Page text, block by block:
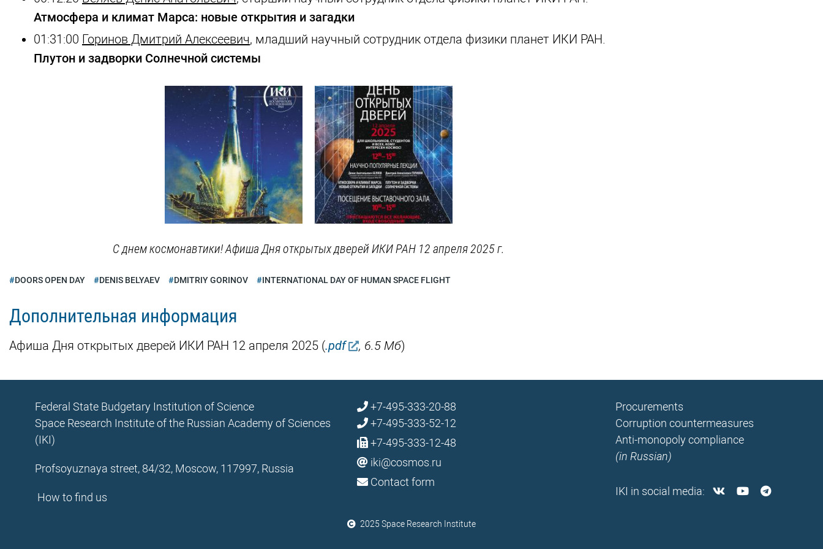
Атмосфера и климат Марса: новые открытия и загадки
01:31:00 Горинов Дмитрий Алексеевич, младший научный сотрудник отдела физики планет ИКИ РАН.
Плутон и задворки Солнечной системы
С днем космонавтики! Афиша Дня открытых дверей ИКИ РАН 12 апреля 2025 г.
DOORS OPEN DAY DENIS BELYAEV DMITRIY GORINOV INTERNATIONAL DAY OF HUMAN SPACE FLIGHT
Дополнительная информация
Афиша Дня открытых дверей ИКИ РАН 12 апреля 2025 (.pdf , 6.5 Мб)
Federal State Budgetary Institution of Science
Space Research Institute of the Russian Academy of Sciences
(IKI)
Profsoyuznaya street, 84/32, Moscow, 117997, Russia
How to find us
+7-495-333-20-88
+7-495-333-52-12
+7-495-333-12-48
iki@cosmos.ru
Contact form
Procurements
Corruption countermeasures
Anti-monopoly compliance
(in Russian)
IKI in social media:
2025 Space Research Institute